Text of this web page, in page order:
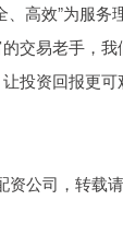
、高效”为服
交易老手，
投资回报更可
资公司，转载